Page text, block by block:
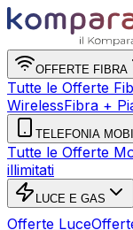
OFFERTE FIBRA
Tutte le Offerte
WirelessFibra +
TELEFONIA
Tutte le Offerte
illimitati
LUCE E GAS
Offerte Luce